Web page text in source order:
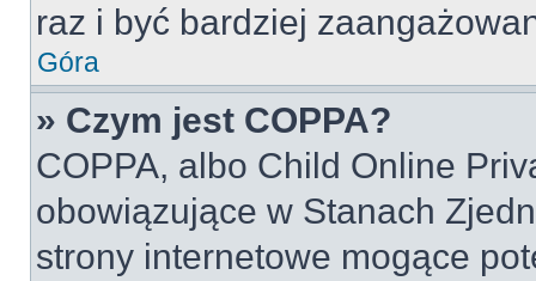
raz i być bardziej
Góra
» Czym jest COPPA?
COPPA, albo Child Online
obowiązujące w Stanach
strony internetowe mogące